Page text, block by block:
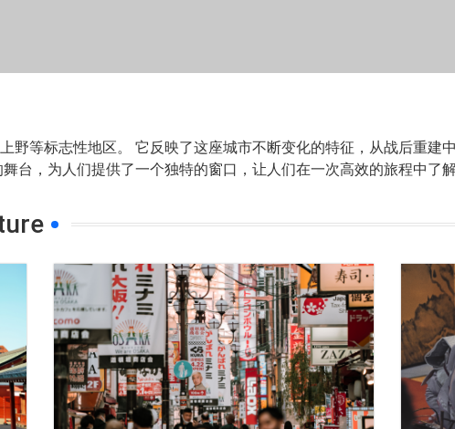
野等标志性地区。 它反映了这座城市不断变化的特征，从战后重建
台，为人们提供了一个独特的窗口，让人们在一次高效的旅程中了